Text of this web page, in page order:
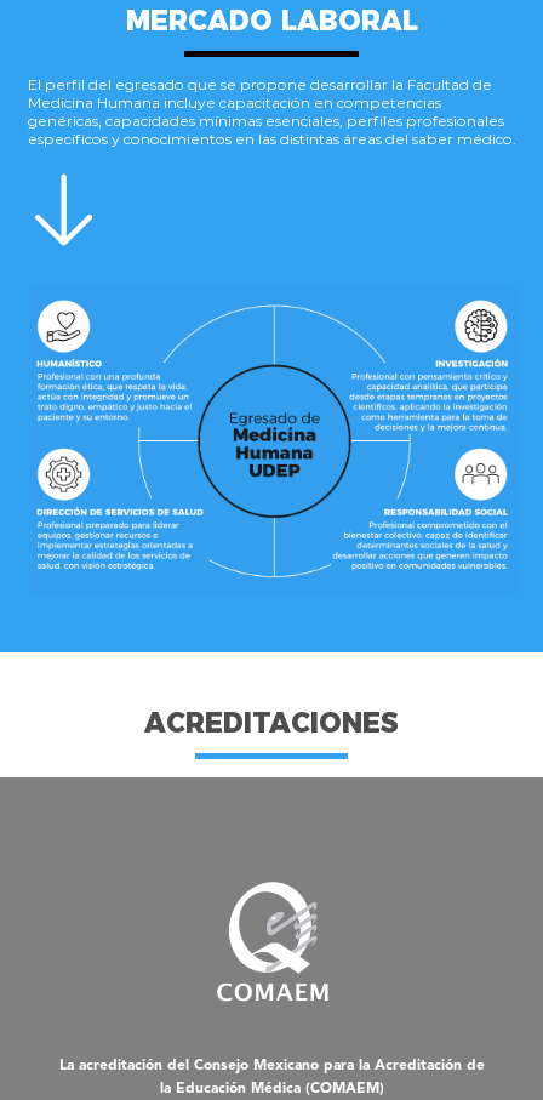
MERCADO LABORAL
El perfil del egresado que se propone desarrollar la Facultad de
Medicina Humana incluye capacitación en competencias
genéricas, capacidades mínimas esenciales, perfiles profesionales
específicos y conocimientos en las distintas áreas del saber médico.
ACREDITACIONES
La acreditación del Consejo Mexicano para la Acreditación de
la Educación Médica (COMAEM)